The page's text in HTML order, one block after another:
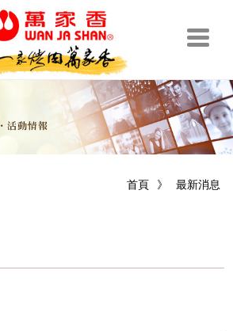
最新消息
》
首頁